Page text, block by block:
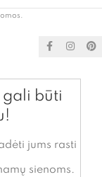
gali būti
jums rasti
sienoms.